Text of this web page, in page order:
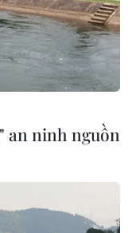
an ninh nguồn